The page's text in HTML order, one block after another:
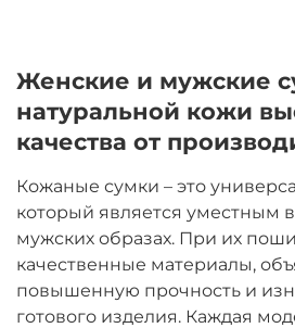
Женские и мужские
натуральной кожи
качества от
Кожаные сумки – это
который является уместным
мужских образах. При их
качественные материалы,
повышенную прочность и
готового изделия. Каждая